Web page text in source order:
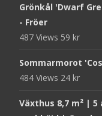
Grönkål 'Dwarf
- Fröer
487 Views 59 kr
Sommarmorot
484 Views 24 kr
Växthus 8,7 m² |